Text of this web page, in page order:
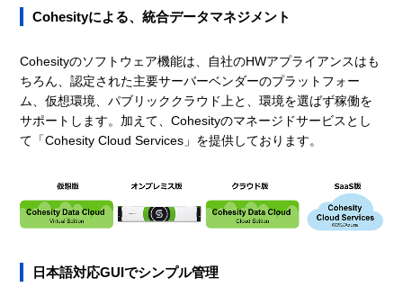
Cohesityによる、統合データマネジメント
Cohesityのソフトウェア機能は、自社のHWアプライアンスはも
ちろん、認定された主要サーバーベンダーのプラットフォー
ム、仮想環境、パブリッククラウド上と、環境を選ばず稼働を
サポートします。加えて、Cohesityのマネージドサービスとし
て「Cohesity Cloud Services」を提供しております。
日本語対応GUIでシンプル管理